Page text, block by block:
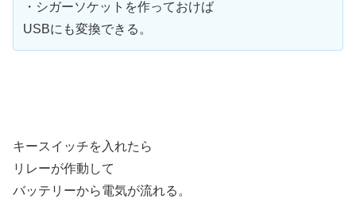
・シガーソケットを作っておけば
USBにも変換できる。
キースイッチを入れたら
リレーが作動して
バッテリーから電気が流れる。